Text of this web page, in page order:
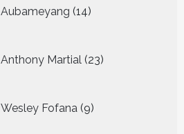
Aubameyang 14
producten
Anthony Martial 23
producten
Wesley Fofana 9
producten